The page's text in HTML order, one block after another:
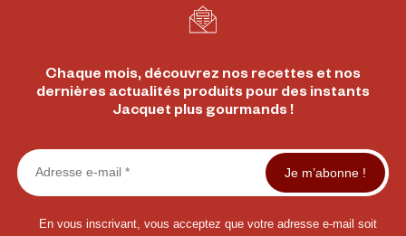
Chaque mois, découvrez nos recettes et nos
dernières actualités produits pour des instants
Jacquet plus gourmands !